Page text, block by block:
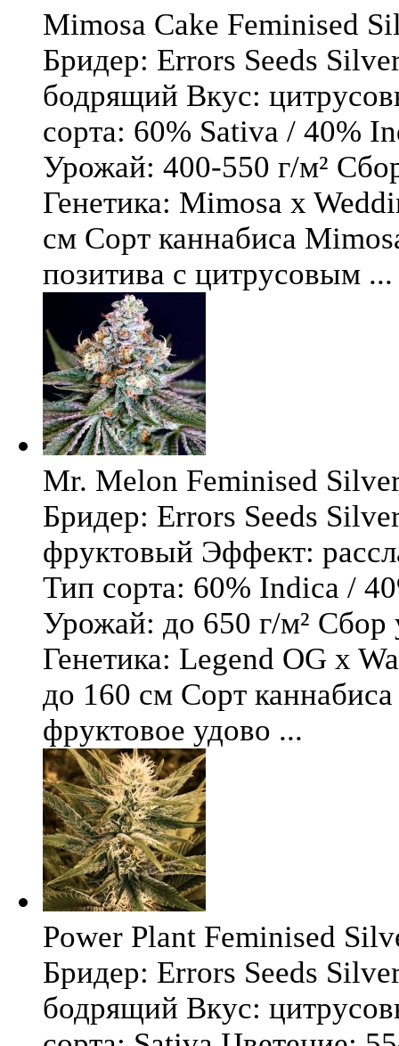
Mimosa Cake Feminised
Бридер: Errors Seeds
бодрящий Вкус:
сорта: 60% Sativa / 40%
Урожай: 400-550 г/м²
Генетика: Mimosa x
см Сорт каннабиса
позитива с цитрусовым ...
Mr. Melon Feminised
Бридер: Errors Seeds
фруктовый Эффект:
Тип сорта: 60% Indica /
Урожай: до 650 г/м² Сбор
Генетика: Legend OG x
до 160 см Сорт
фруктовое удово ...
Power Plant Feminised
Бридер: Errors Seeds
бодрящий Вкус: